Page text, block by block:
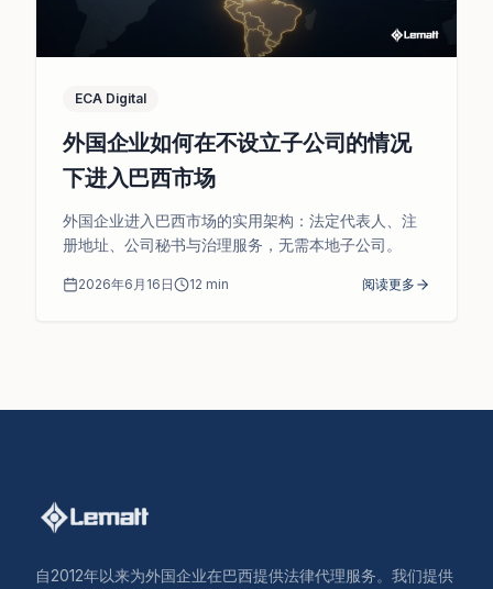
ECA Digital
外国企业如何在不设立子公司的情况
下进入巴西市场
外国企业进入巴西市场的实用架构：法定代表人、注
册地址、公司秘书与治理服务，无需本地子公司。
2026年6月16日 12 min 阅读更多
自2012年以来为外国企业在巴西提供法律代理服务。我们提供